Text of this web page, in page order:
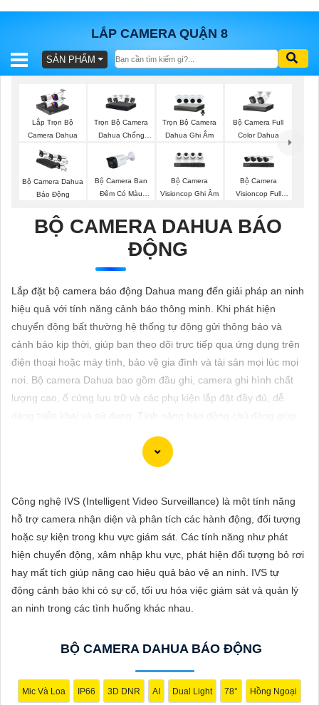
LẮP CAMERA QUẬN 8
BÁO
TRỌN
GÓI
SẢN
VẤN
LẮP
ĐẶT
PHỤ
KIỆN
VẤN
DỊCH
VỤ
SẢN PHẨM
Lắp Trọn Bộ
Camera Dahua
Trọn Bộ Camera
Dahua Chống
Trọn Bộ Camera
Dahua Ghi Âm
Bộ Camera Full
Color Dahua
Bộ Camera Dahua
Báo Động
Bộ Camera Ban
Đêm Có Màu
Bộ Camera
Visioncop Ghi Âm
Bộ Camera
Visioncop Full
BỘ CAMERA DAHUA BÁO
ĐỘNG
Lắp đặt bộ camera báo động Dahua mang đến giải pháp an ninh
hiệu quả với tính năng cảnh báo thông minh. Khi phát hiện
chuyển động bất thường hệ thống tự động gửi thông báo và
cảnh báo kịp thời, giúp bạn theo dõi trực tiếp qua ứng dụng trên
điện thoại hoặc máy tính, bảo vệ gia đình và tài sản mọi lúc mọi
nơi. Bộ camera Dahua bao gồm đầu ghi, camera ghi hình chất
lượng cao, ổ cứng lưu trữ và các phụ kiện lắp đặt đầy đủ, dễ
Dòng camera Dahua là một trong những thương hiệu hàng đầu
vượt trội của Camera Dahua chính hãng với mức giá vô cùng
Công nghệ IVS (Intelligent Video Surveillance) là một tính năng
hỗ trợ camera nhận diện và phân tích các hành động, đối tượng
hoặc sự kiện trong khu vực giám sát. Các tính năng như phát
hiện chuyển động, xâm nhập khu vực, phát hiện đối tượng bỏ rơi
hay mất tích giúp nâng cao hiệu quả bảo vệ an ninh. IVS tự
động cảnh báo khi có sự cố, tối ưu hóa việc giám sát và quản lý
an ninh trong các tình huống khác nhau.
BỘ CAMERA DAHUA BÁO ĐỘNG
Mic Và Loa IP66 3D DNR AI Dual Light 78° Hồng Ngoại